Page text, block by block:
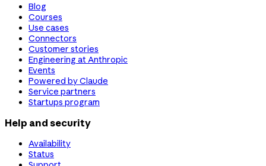
Blog
Courses
Use cases
Connectors
Customer stories
Engineering at Anthropic
Events
Powered by Claude
Service partners
Startups program
Help and security
Availability
Status